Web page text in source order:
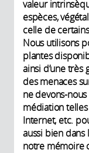
valeur
espèces,
celle de
Nous utilisons
plantes
ainsi d’une
des menaces
ne devons-
médiation
Internet, etc.
aussi bien
notre mémoire